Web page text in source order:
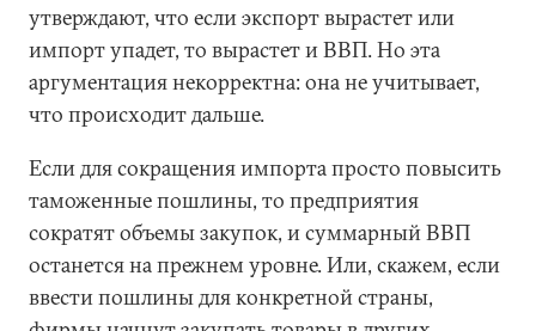
утверждают, что если экспорт вырастет или
импорт упадет, то вырастет и ВВП. Но эта
аргументация некорректна: она не учитывает,
что происходит дальше.
Если для сокращения импорта просто повысить
таможенные пошлины, то предприятия
сократят объемы закупок, и суммарный ВВП
останется на прежнем уровне. Или, скажем, если
ввести пошлины для конкретной страны,